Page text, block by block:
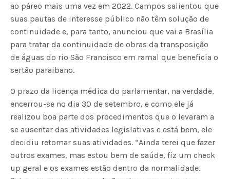
ao páreo mais uma vez em 2022. Campos salientou que
suas pautas de interesse público não têm solução de
continuidade e, para tanto, anunciou que vai a Brasília
para tratar da continuidade de obras da transposição
de águas do rio São Francisco em ramal que beneficia o
sertão paraibano.
O prazo da licença médica do parlamentar, na verdade,
encerrou-se no dia 30 de setembro, e como ele já
realizou boa parte dos procedimentos que o levaram a
se ausentar das atividades legislativas e está bem, ele
decidiu retomar suas atividades. “Ainda terei que fazer
outros exames, mas estou bem de saúde, fiz um check
up geral e os exames estão dentro da normalidade.